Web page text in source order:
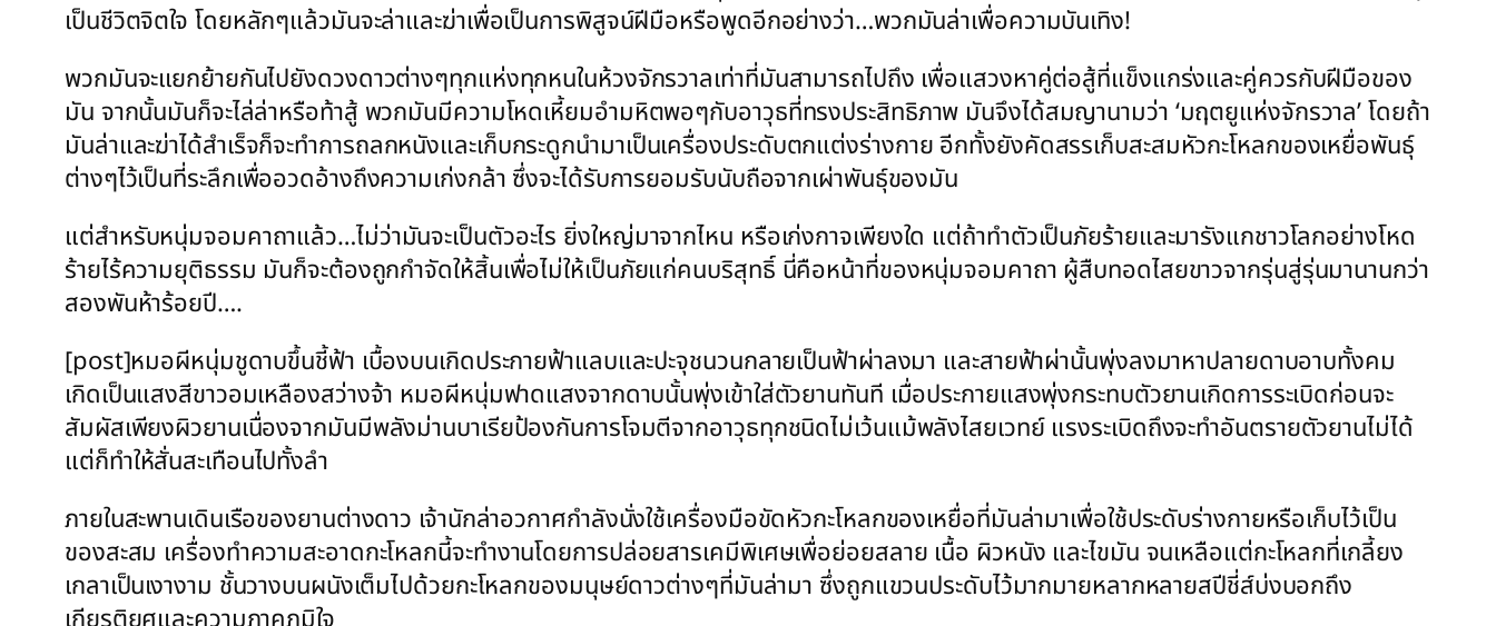
เป็นชีวิตจิตใจ โดยหลักๆแล้วมันจะล่าและฆ่าเพื่อเป็นการพิสูจน์ฝีมือหรือพูดอีกอย่างว่า…พวกมันล่าเพื่อความบันเทิง!
พวกมันจะแยกย้ายกันไปยังดวงดาวต่างๆทุกแห่งทุกหนในห้วงจักรวาลเท่าที่มันสามารถไปถึง เพื่อแสวงหาคู่ต่อสู้ที่แข็งแกร่งและคู่ควรกับฝีมือของ
มัน จากนั้นมันก็จะไล่ล่าหรือท้าสู้ พวกมันมีความโหดเหี้ยมอำมหิตพอๆกับอาวุธที่ทรงประสิทธิภาพ มันจึงได้สมญานามว่า ‘มฤตยูแห่งจักรวาล’ โดยถ้า
มันล่าและฆ่าได้สำเร็จก็จะทำการถลกหนังและเก็บกระดูกนำมาเป็นเครื่องประดับตกแต่งร่างกาย อีกทั้งยังคัดสรรเก็บสะสมหัวกะโหลกของเหยื่อพันธุ์
ต่างๆไว้เป็นที่ระลึกเพื่ออวดอ้างถึงความเก่งกล้า ซึ่งจะได้รับการยอมรับนับถือจากเผ่าพันธุ์ของมัน
แต่สำหรับหนุ่มจอมคาถาแล้ว…ไม่ว่ามันจะเป็นตัวอะไร ยิ่งใหญ่มาจากไหน หรือเก่งกาจเพียงใด แต่ถ้าทำตัวเป็นภัยร้ายและมารังแกชาวโลกอย่างโหด
ร้ายไร้ความยุติธรรม มันก็จะต้องถูกกำจัดให้สิ้นเพื่อไม่ให้เป็นภัยแก่คนบริสุทธิ์ นี่คือหน้าที่ของหนุ่มจอมคาถา ผู้สืบทอดไสยขาวจากรุ่นสู่รุ่นมานานกว่า
สองพันห้าร้อยปี….
[post]หมอผีหนุ่มชูดาบขึ้นชี้ฟ้า เบื้องบนเกิดประกายฟ้าแลบและปะจุชนวนกลายเป็นฟ้าผ่าลงมา และสายฟ้าผ่านั้นพุ่งลงมาหาปลายดาบอาบทั้งคม
เกิดเป็นแสงสีขาวอมเหลืองสว่างจ้า หมอผีหนุ่มฟาดแสงจากดาบนั้นพุ่งเข้าใส่ตัวยานทันที เมื่อประกายแสงพุ่งกระทบตัวยานเกิดการระเบิดก่อนจะ
สัมผัสเพียงผิวยานเนื่องจากมันมีพลังม่านบาเรียป้องกันการโจมตีจากอาวุธทุกชนิดไม่เว้นแม้พลังไสยเวทย์ แรงระเบิดถึงจะทำอันตรายตัวยานไม่ได้
แต่ก็ทำให้สั่นสะเทือนไปทั้งลำ
ภายในสะพานเดินเรือของยานต่างดาว เจ้านักล่าอวกาศกำลังนั่งใช้เครื่องมือขัดหัวกะโหลกของเหยื่อที่มันล่ามาเพื่อใช้ประดับร่างกายหรือเก็บไว้เป็น
ของสะสม เครื่องทำความสะอาดกะโหลกนี้จะทำงานโดยการปล่อยสารเคมีพิเศษเพื่อย่อยสลาย เนื้อ ผิวหนัง และไขมัน จนเหลือแต่กะโหลกที่เกลี้ยง
เกลาเป็นเงางาม ชั้นวางบนผนังเต็มไปด้วยกะโหลกของมนุษย์ดาวต่างๆที่มันล่ามา ซึ่งถูกแขวนประดับไว้มากมายหลากหลายสปีชี่ส์บ่งบอกถึง